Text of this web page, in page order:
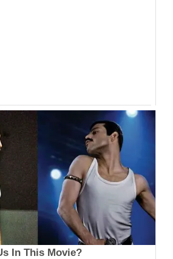
In This Movie?